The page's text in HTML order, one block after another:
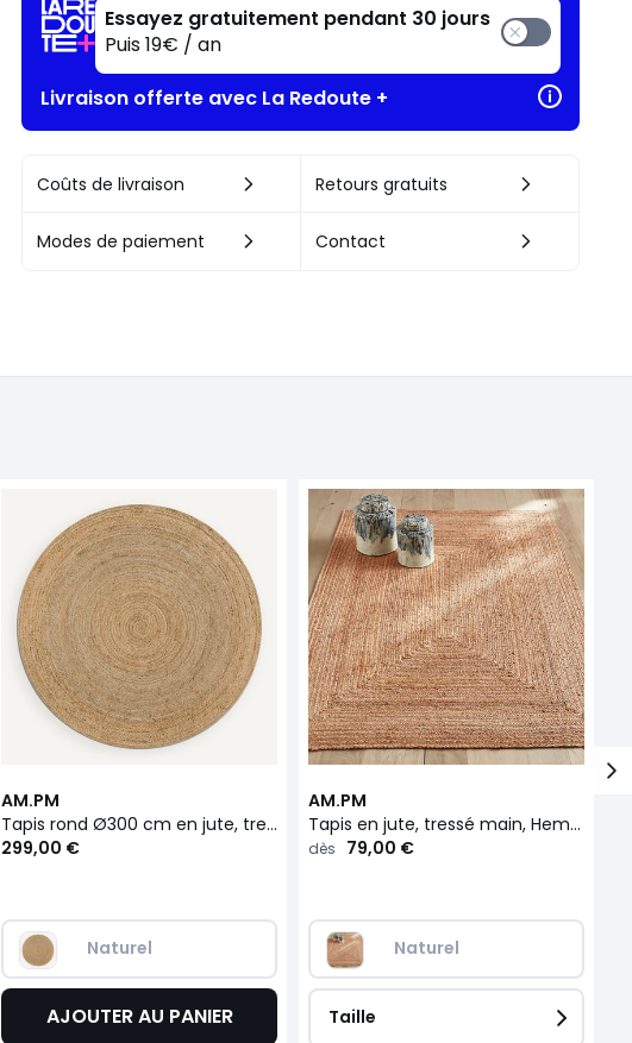
Essayez gratuitement pendant 30 jours
Puis 19€ / an
Livraison offerte avec La Redoute +
Coûts de livraison Retours gratuits
Modes de paiement Contact
AM.PM
Tapis rond Ø300 cm en jute, tressé main, Hempy
299,00 €
Naturel
AJOUTER AU PANIER
AM.PM
Tapis en jute, tressé main, Hempy
dès 79,00 €
Naturel
Taille